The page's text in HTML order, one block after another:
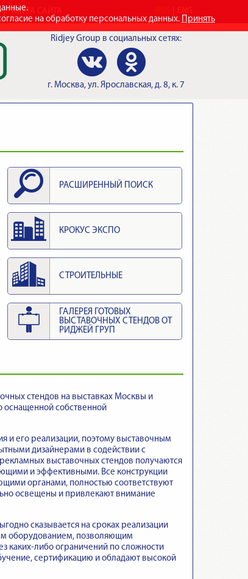
на обработку персональных данных. Принять
КАРТА САЙТА
Ridjey Group в социальных сетях:
г. Москва, ул. Ярославская, д. 8, к. 7
РАСШИРЕННЫЙ ПОИСК
КРОКУС ЭКСПО
СТРОИТЕЛЬНЫЕ
ГАЛЕРЕЯ ГОТОВЫХ
ВЫСТАВОЧНЫХ СТЕНДОВ ОТ
РИДЖЕЙ ГРУП
стендов на выставках Москвы и
оснащенной собственной
и его реализации, поэтому выставочным
дизайнерами в содействии с
выставочных стендов получаются
и эффективными. Все конструкции
органами, полностью соответствуют
освещены и привлекают внимание
сказывается на сроках реализации
оборудованием, позволяющим
каких-либо ограничений по сложности
сертификацию и обладают высокой